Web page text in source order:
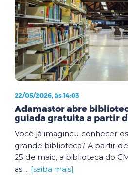
22/05/2026, às 14:03
Adamastor abre
guiada gratuita a partir
Você já imaginou conhecer
grande biblioteca? A partir
25 de maio, a biblioteca do
as ... [saiba mais]